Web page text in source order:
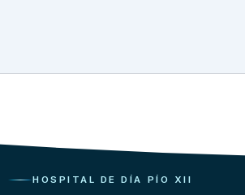
HOSPITAL DE DÍA PÍO XII